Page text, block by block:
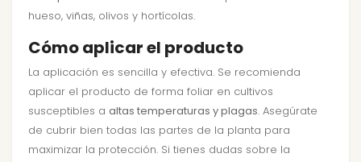
hueso, viñas, olivos y hortícolas.
Cómo aplicar el producto
La aplicación es sencilla y efectiva. Se recomienda
aplicar el producto de forma foliar en cultivos
susceptibles a altas temperaturas y plagas. Asegúrate
de cubrir bien todas las partes de la planta para
maximizar la protección. Si tienes dudas sobre la